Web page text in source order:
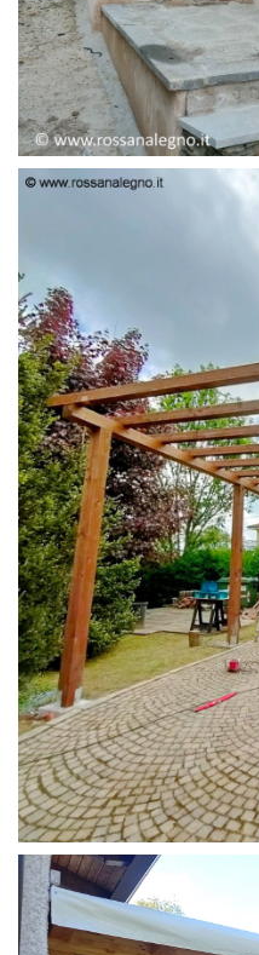
PENSILINA ENTRATA
STRUTTURA CAMPER